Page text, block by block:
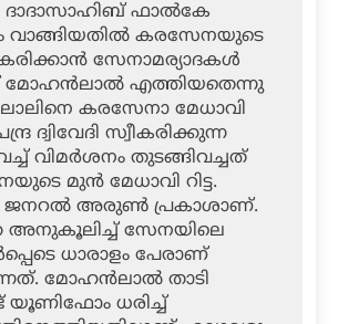
ഫാല്‍കേ
വാങ്ങിയതില്‍ കരസേനയുടെ
സേനാമര്യാദകള്‍
മോഹന്‍ലാല്‍ എത്തിയതെന്നു
കരസേനാ മേധാവി
ദ്വിവേദി സ്വീകരിക്കുന്ന
വിമര്‍ശനം തുടങ്ങിവച്ചത്
മുന്‍ മേധാവി റിട്ട.
അരുണ്‍ പ്രകാശാണ്.
അനുകൂലിച്ച് സേനയിലെ
ധാരാളം പേരാണ്
മോഹന്‍ലാല്‍ താടി
ധരിച്ച്